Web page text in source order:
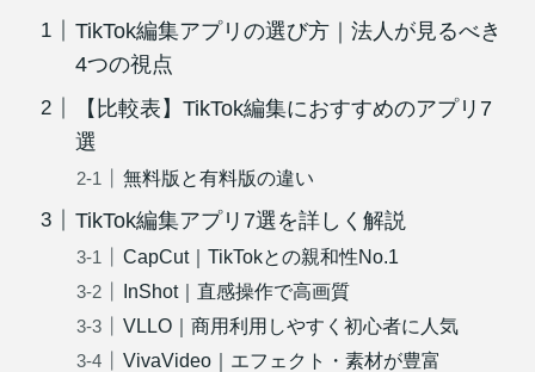
TikTok編集アプリの選び方｜法人が見るべき
4つの視点
【比較表】TikTok編集におすすめのアプリ7
選
無料版と有料版の違い
TikTok編集アプリ7選を詳しく解説
CapCut｜TikTokとの親和性No.1
InShot｜直感操作で高画質
VLLO｜商用利用しやすく初心者に人気
VivaVideo｜エフェクト・素材が豊富